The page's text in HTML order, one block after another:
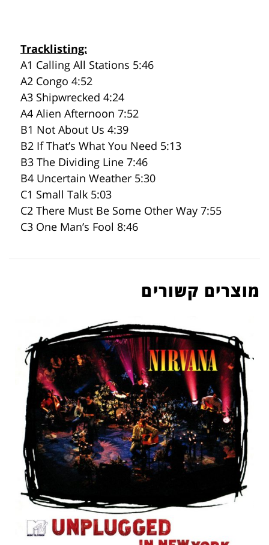
Tracklisting:
A1 Calling All Stations 5:46
A2 Congo 4:52
A3 Shipwrecked 4:24
A4 Alien Afternoon 7:52
B1 Not About Us 4:39
B2 If That’s What You Need 5:13
B3 The Dividing Line 7:46
B4 Uncertain Weather 5:30
C1 Small Talk 5:03
C2 There Must Be Some Other Way 7:55
C3 One Man’s Fool 8:46
מוצרים קשורים